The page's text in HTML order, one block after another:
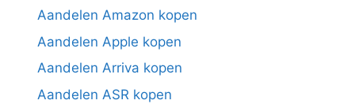
Aandelen Amazon kopen
Aandelen Apple kopen
Aandelen Arriva kopen
Aandelen ASR kopen